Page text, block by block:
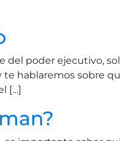
poder ejecutivo,
te hablaremos sobre
[…]